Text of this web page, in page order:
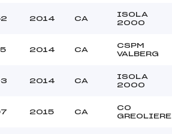
2014 CA
ISOLA
2000
2014 CA
CSPM
VALBERG
2014 CA
ISOLA
2000
2015 CA
CO
GREOLIERE